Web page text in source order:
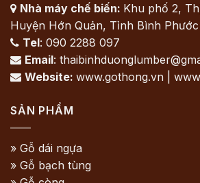
 Nhà máy chế biến: Khu phố 2,
Huyện Hớn Quản, Tỉnh Bình Phước
 Tel: 090 2288 097
 Email:
 Website: www.gothong.vn |
SẢN PHẨM
» Gỗ dái ngựa
» Gỗ bạch tùng